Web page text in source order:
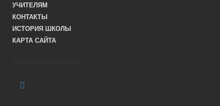
УЧИТЕЛЯМ
КОНТАКТЫ
ИСТОРИЯ ШКОЛЫ
КАРТА САЙТА